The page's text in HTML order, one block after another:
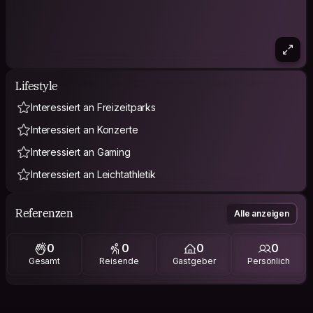
Lifestyle
Interessiert an Freizeitparks
Interessiert an Konzerte
Interessiert an Gaming
Interessiert an Leichtathletik
Referenzen Alle anzeigen
0
Gesamt
0
Reisende
0
Gastgeber
0
Persönlich